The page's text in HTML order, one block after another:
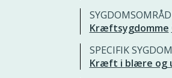
Kræftsygdomme
SPECIFIK SYGDOM
Kræft i blære og